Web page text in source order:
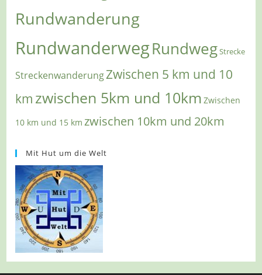
Rundwanderung
RundwanderwegRundwegStrecke
StreckenwanderungZwischen 5 km und 10
km zwischen 5km und 10km Zwischen
10 km und 15 km zwischen 10km und 20km
Mit Hut um die Welt